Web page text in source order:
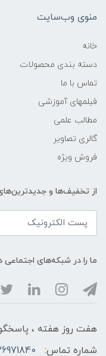
منوی وب‌سایت
خانه
دسته بندی محصولات
تماس با ما
فیلمهای آموزشی
مطالب علمی
گالری تصاویر
فروش ویژه
از تخفیف‌ها و
ما را در شبکه‌های اجتماعی
هفت روز هفته ،
شماره تماس: